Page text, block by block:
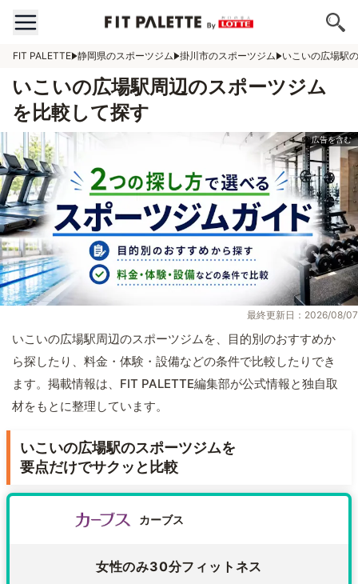
FIT PALETTE 静岡県のスポーツジム 掛川市のスポーツジム いこいの広場駅
いこいの広場駅周辺のスポーツジム
を比較して探す
最終更新日：2026/08/07
いこいの広場駅周辺のスポーツジムを、目的別のおすすめか
ら探したり、料金・体験・設備などの条件で比較したりでき
ます。掲載情報は、FIT PALETTE編集部が公式情報と独自取
材をもとに整理しています。
いこいの広場駅のスポーツジムを
要点だけでサクッと比較
カーブス
女性のみ30分フィットネス